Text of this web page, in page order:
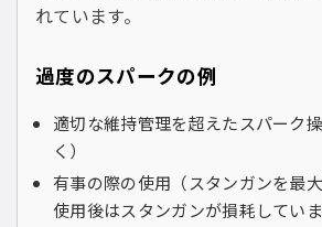
れています。
過度のスパークの例
適切な維持管理を超えたスパーク
く）
有事の際の使用（スタンガンを最
使用後はスタンガンが損耗していま